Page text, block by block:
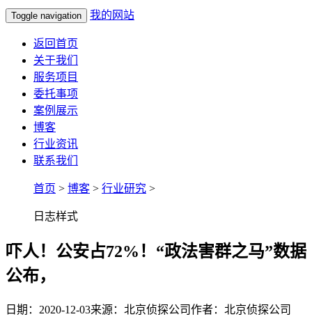
Toggle navigation 我的网站
返回首页
关于我们
服务项目
委托事项
案例展示
博客
行业资讯
联系我们
首页 > 博客 > 行业研究 >
日志样式
吓人！公安占72%！“政法害群之马”数据
公布，
日期：2020-12-03来源：北京侦探公司作者：北京侦探公司